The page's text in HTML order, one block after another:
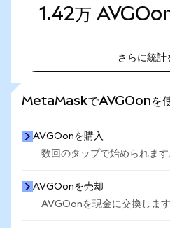
1.42万
さらに統計
MetaMaskでAVGOonを
AVGOonを購入
数回のタップで始められます
AVGOonを売却
AVGOonを現金に交換します